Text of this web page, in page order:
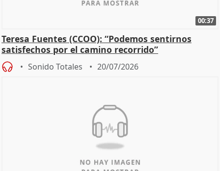
00:37
Teresa Fuentes (CCOO): “Podemos sentirnos
satisfechos por el camino recorrido”
Sonido Totales 20/07/2026